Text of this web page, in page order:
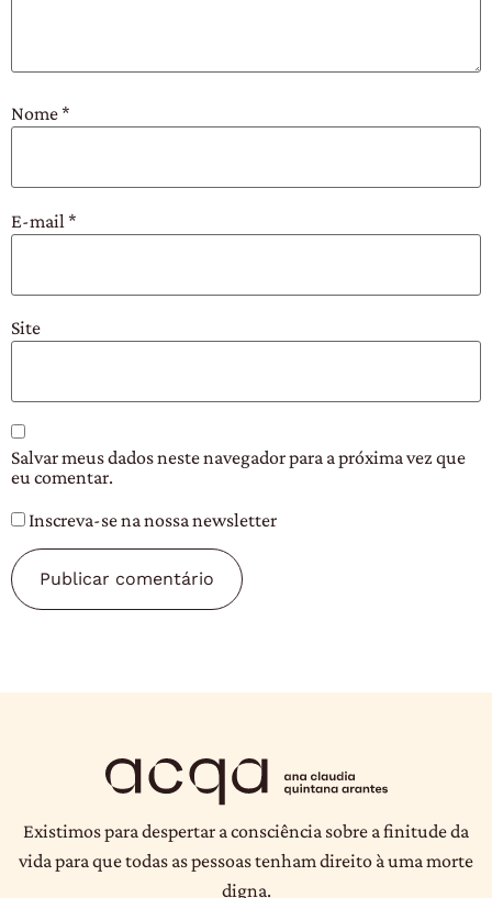
Nome*
E-mail *
Site
Salvar meus dados neste navegador para a próxima vez que
eu comentar.
Inscreva-se na nossa newsletter
Existimos para despertar a consciência sobre a finitude da
vida para que todas as pessoas tenham direito à uma morte
digna.